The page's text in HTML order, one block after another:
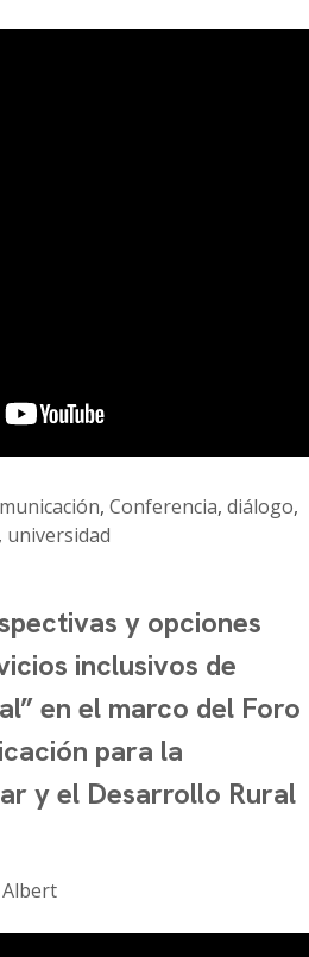
, Conferencia, diálogo,
, universidad
y opciones
inclusivos de
en el marco del Foro
para la
y el Desarrollo Rural
Albert